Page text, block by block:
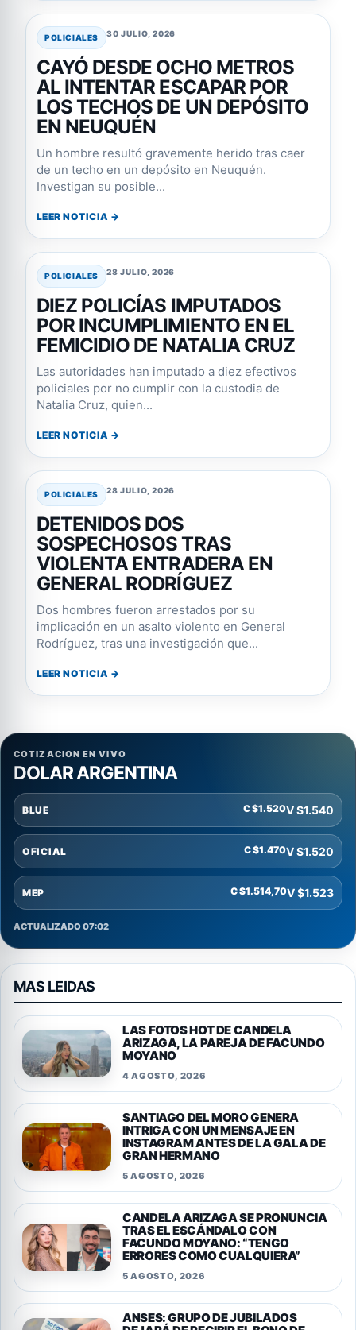
POLICIALES 30 JULIO, 2026
CAYÓ DESDE OCHO METROS
AL INTENTAR ESCAPAR POR
LOS TECHOS DE UN DEPÓSITO
EN NEUQUÉN
Un hombre resultó gravemente herido tras caer
de un techo en un depósito en Neuquén.
Investigan su posible...
LEER NOTICIA →
POLICIALES 28 JULIO, 2026
DIEZ POLICÍAS IMPUTADOS
POR INCUMPLIMIENTO EN EL
FEMICIDIO DE NATALIA CRUZ
Las autoridades han imputado a diez efectivos
policiales por no cumplir con la custodia de
Natalia Cruz, quien...
LEER NOTICIA →
POLICIALES 28 JULIO, 2026
DETENIDOS DOS
SOSPECHOSOS TRAS
VIOLENTA ENTRADERA EN
GENERAL RODRÍGUEZ
Dos hombres fueron arrestados por su
implicación en un asalto violento en General
Rodríguez, tras una investigación que...
LEER NOTICIA →
COTIZACION EN VIVO
DOLAR ARGENTINA
BLUE C $1.520V $1.540
OFICIAL C $1.470V $1.520
MEP C $1.514,70V $1.523
ACTUALIZADO 07:02
MAS LEIDAS
LAS FOTOS HOT DE CANDELA
ARIZAGA, LA PAREJA DE FACUNDO
MOYANO
4 AGOSTO, 2026
SANTIAGO DEL MORO GENERA
INTRIGA CON UN MENSAJE EN
INSTAGRAM ANTES DE LA GALA DE
GRAN HERMANO
5 AGOSTO, 2026
CANDELA ARIZAGA SE PRONUNCIA
TRAS EL ESCÁNDALO CON
FACUNDO MOYANO: “TENGO
ERRORES COMO CUALQUIERA”
5 AGOSTO, 2026
ANSES: GRUPO DE JUBILADOS